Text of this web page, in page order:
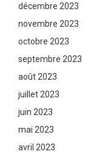
décembre 2023
novembre 2023
octobre 2023
septembre 2023
août 2023
juillet 2023
juin 2023
mai 2023
avril 2023